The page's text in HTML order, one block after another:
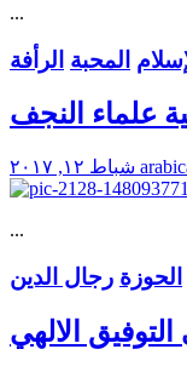
...
المحبة الرأفة
علماء النجف
...
الحوزة رجال الدين
الالهي